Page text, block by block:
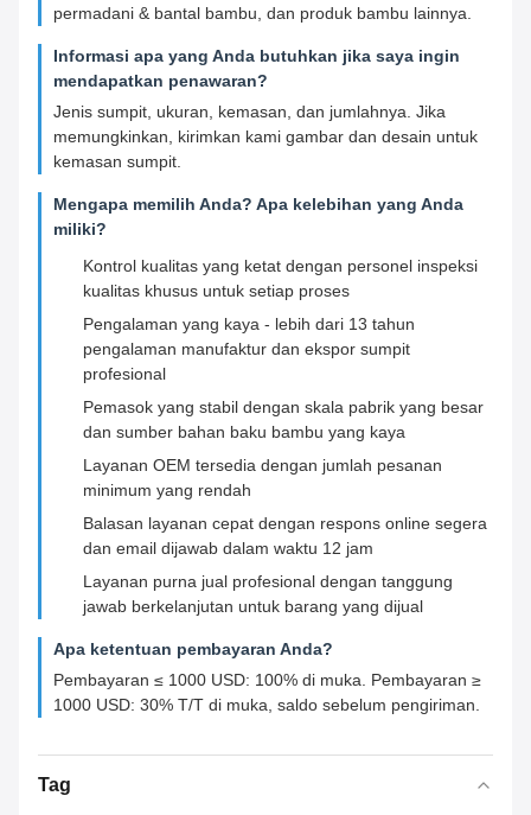
permadani & bantal bambu, dan produk bambu lainnya.
Informasi apa yang Anda butuhkan jika saya ingin
mendapatkan penawaran?
Jenis sumpit, ukuran, kemasan, dan jumlahnya. Jika
memungkinkan, kirimkan kami gambar dan desain untuk
kemasan sumpit.
Mengapa memilih Anda? Apa kelebihan yang Anda
miliki?
Kontrol kualitas yang ketat dengan personel inspeksi
kualitas khusus untuk setiap proses
Pengalaman yang kaya - lebih dari 13 tahun
pengalaman manufaktur dan ekspor sumpit
profesional
Pemasok yang stabil dengan skala pabrik yang besar
dan sumber bahan baku bambu yang kaya
Layanan OEM tersedia dengan jumlah pesanan
minimum yang rendah
Balasan layanan cepat dengan respons online segera
dan email dijawab dalam waktu 12 jam
Layanan purna jual profesional dengan tanggung
jawab berkelanjutan untuk barang yang dijual
Apa ketentuan pembayaran Anda?
Pembayaran ≤ 1000 USD: 100% di muka. Pembayaran ≥
1000 USD: 30% T/T di muka, saldo sebelum pengiriman.
Tag